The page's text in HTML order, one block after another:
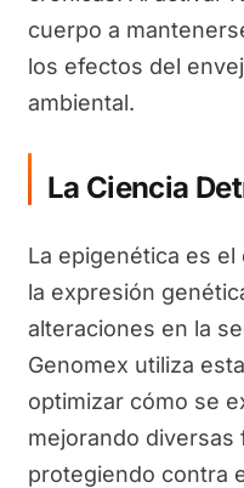
cuerpo a
los efectos del
ambiental.
La Ciencia
La epigenética es
la expresión
alteraciones en la
Genomex utiliza
optimizar cómo se
mejorando
protegiendo contra